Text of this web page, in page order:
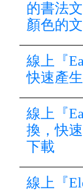
的書法
顏色的
線上『
快速產
線上『
換，快
下載
線上『